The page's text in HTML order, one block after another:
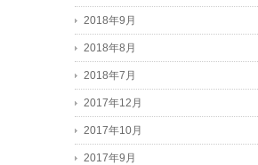
2018年9月
2018年8月
2018年7月
2017年12月
2017年10月
2017年9月